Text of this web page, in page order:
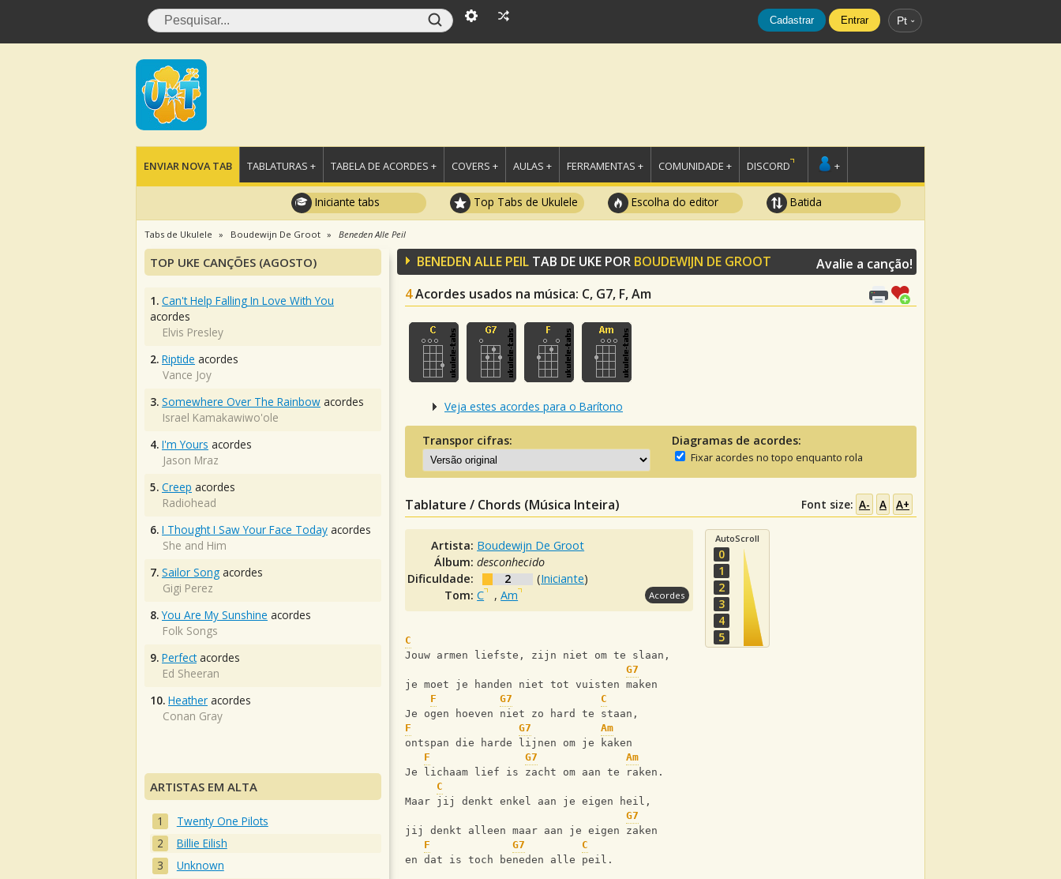
Cadastrar Entrar Pt
ENVIAR NOVA TAB TABLATURAS + TABELA DE ACORDES + COVERS + AULAS + FERRAMENTAS + COMUNIDADE + DISCORD +
Iniciante tabs Top Tabs de Ukulele Escolha do editor Batida
Tabs de Ukulele Boudewijn De Groot Beneden Alle Peil
BENEDEN ALLE PEIL TAB DE UKE POR BOUDEWIJN DE GROOT
4Acordes usados na música: C, G7, F, Am
Avalie a canção!
Veja estes acordes para o Barítono
Transpor cifras: Diagramas de acordes:
Fixar acordes no topo enquanto rola
Tablature / Chords (Música Inteira) Font size: A- A A+
Artista: Boudewijn De Groot
Álbum:desconhecido
Dificuldade:
2 (Iniciante)
Tom:C ,Am Acordes
AutoScroll
0
1
2
3
4
5
C
Jouw armen liefste, zijn niet om te slaan,
G7
je moet je handen niet tot vuisten maken
F
G7
C
Je ogen hoeven niet zo hard te staan,
F
G7
Am
ontspan die harde lijnen om je kaken
F
G7
Am
Je lichaam lief is zacht om aan te raken.
C
Maar jij denkt enkel aan je eigen heil,
G7
jij denkt alleen maar aan je eigen zaken
F
G7
C
en dat is toch beneden alle peil.
TOP UKE CANÇÕES (AGOSTO)
1. Can't Help Falling In Love With You
acordes
Elvis Presley
2. Riptide acordes
Vance Joy
3. Somewhere Over The Rainbow acordes
Israel Kamakawiwo'ole
4. I'm Yours acordes
Jason Mraz
5. Creep acordes
Radiohead
6. I Thought I Saw Your Face Today acordes
She and Him
7. Sailor Song acordes
Gigi Perez
8. You Are My Sunshine acordes
Folk Songs
9. Perfectacordes
Ed Sheeran
10. Heather acordes
Conan Gray
ARTISTAS EM ALTA
Twenty One Pilots
Billie Eilish
Unknown